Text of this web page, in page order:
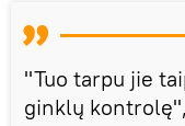
"Tuo tarpu jie
ginklų